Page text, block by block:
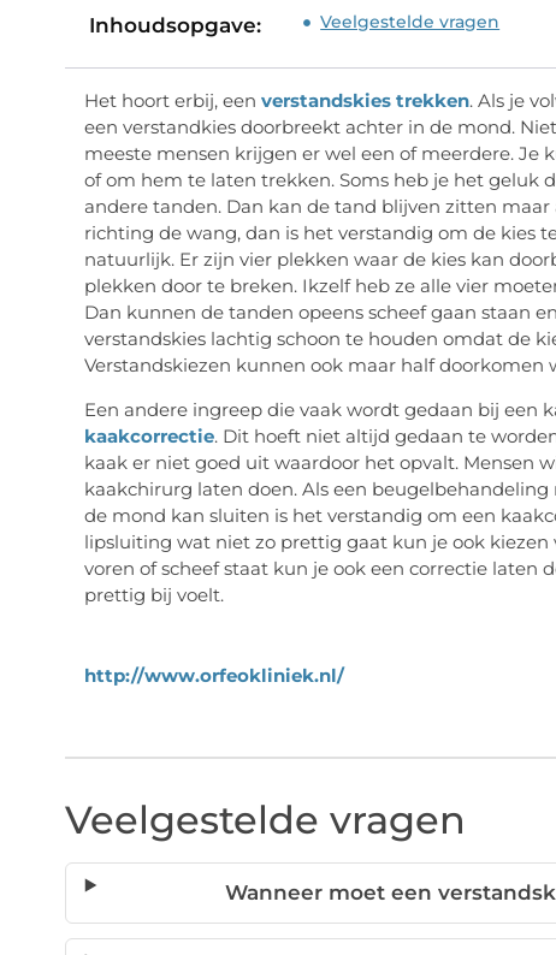
Inhoudsopgave: Veelgestelde vragen
Het hoort erbij, een verstandskies trekken. Als je
een verstandkies doorbreekt achter in de mond.
meeste mensen krijgen er wel een of meerdere. Je
of om hem te laten trekken. Soms heb je het geluk
andere tanden. Dan kan de tand blijven zitten
richting de wang, dan is het verstandig om de kies
natuurlijk. Er zijn vier plekken waar de kies kan
plekken door te breken. Ikzelf heb ze alle vier
Dan kunnen de tanden opeens scheef gaan staan
verstandskies lachtig schoon te houden omdat de
Verstandskiezen kunnen ook maar half doorkomen
Een andere ingreep die vaak wordt gedaan bij een
kaakcorrectie. Dit hoeft niet altijd gedaan te
kaak er niet goed uit waardoor het opvalt. Mensen
kaakchirurg laten doen. Als een
de mond kan sluiten is het verstandig om een
lipsluiting wat niet zo prettig gaat kun je ook kiezen
voren of scheef staat kun je ook een correctie laten
prettig bij voelt.
http://www.orfeokliniek.nl/
Veelgestelde vragen
Wanneer moet een